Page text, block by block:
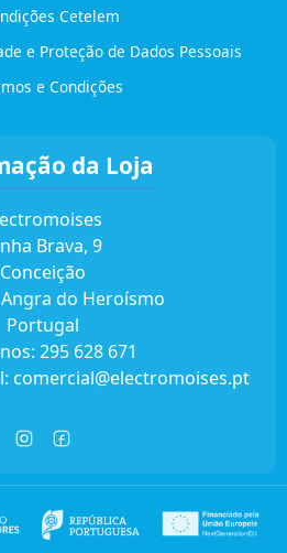
Cetelem
e Proteção de Dados Pessoais
e Condições
da Loja
Brava, 9
Conceição
do Heroísmo
Portugal
295 628 671
comercial@electromoises.pt